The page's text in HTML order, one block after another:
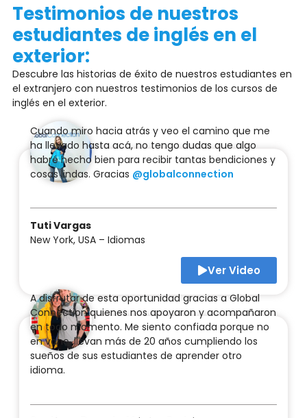
Testimonios de nuestros
estudiantes de inglés en el
exterior:
Descubre las historias de éxito de nuestros estudiantes en
el extranjero con nuestros testimonios de los cursos de
inglés en el exterior.
Cuando miro hacia atrás y veo el camino que me
ha llevado hasta acá, no tengo dudas que algo
habré hecho bien para recibir tantas bendiciones y
cosas lindas. Gracias @globalconnection
Tuti Vargas
New York, USA – Idiomas
Ver Video
A disfrutar de esta oportunidad gracias a Global
Connection quienes nos apoyaron y acompañaron
en todo momento. Me siento confiada porque no
en vano, llevan más de 20 años cumpliendo los
sueños de sus estudiantes de aprender otro
idioma.